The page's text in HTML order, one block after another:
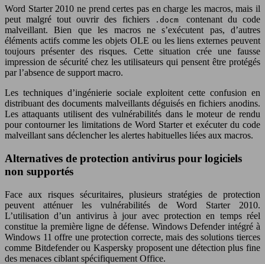
Word Starter 2010 ne prend certes pas en charge les macros, mais il
peut malgré tout ouvrir des fichiers
.docm contenant du code
malveillant. Bien que les macros ne s’exécutent pas, d’autres
éléments actifs comme les objets OLE ou les liens externes peuvent
toujours présenter des risques. Cette situation crée une fausse
impression de sécurité chez les utilisateurs qui pensent être protégés
par l’absence de support macro.
Les techniques d’ingénierie sociale exploitent cette confusion en
distribuant des documents malveillants déguisés en fichiers anodins.
Les attaquants utilisent des vulnérabilités dans le moteur de rendu
pour contourner les limitations de Word Starter et exécuter du code
malveillant sans déclencher les alertes habituelles liées aux macros.
Alternatives de protection antivirus pour logiciels
non supportés
Face aux risques sécuritaires, plusieurs stratégies de protection
peuvent atténuer les vulnérabilités de Word Starter 2010.
L’utilisation d’un antivirus à jour avec protection en temps réel
constitue la première ligne de défense. Windows Defender intégré à
Windows 11 offre une protection correcte, mais des solutions tierces
comme Bitdefender ou Kaspersky proposent une détection plus fine
des menaces ciblant spécifiquement Office.